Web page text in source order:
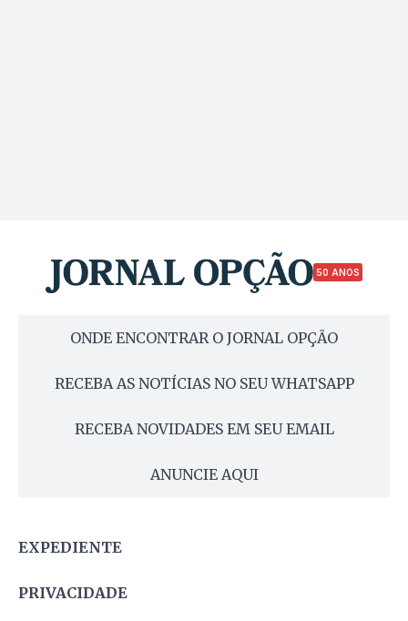
50 ANOS
ONDE ENCONTRAR O JORNAL OPÇÃO
RECEBA AS NOTÍCIAS NO SEU WHATSAPP
RECEBA NOVIDADES EM SEU EMAIL
ANUNCIE AQUI
EXPEDIENTE
PRIVACIDADE